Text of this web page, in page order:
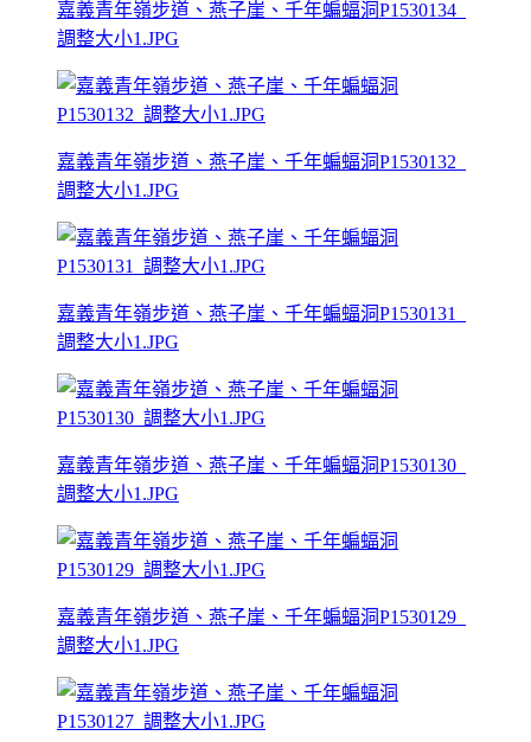
嘉義青年嶺步道、燕子崖、千年蝙蝠洞P1530134_
調整大小1.JPG
嘉義青年嶺步道、燕子崖、千年蝙蝠洞P1530132_
調整大小1.JPG
嘉義青年嶺步道、燕子崖、千年蝙蝠洞P1530131_
調整大小1.JPG
嘉義青年嶺步道、燕子崖、千年蝙蝠洞P1530130_
調整大小1.JPG
嘉義青年嶺步道、燕子崖、千年蝙蝠洞P1530129_
調整大小1.JPG